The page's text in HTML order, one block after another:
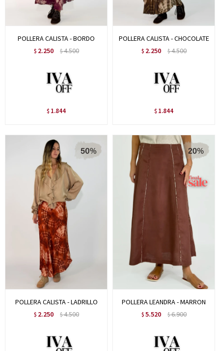
POLLERA CALISTA - BORDO
$ 2.250 $4.500
$ 1.844
POLLERA CALISTA - CHOCOLATE
$ 2.250 $4.500
$ 1.844
POLLERA CALISTA - LADRILLO
$ 2.250 $4.500
POLLERA LEANDRA - MARRON
$ 5.520 $6.900